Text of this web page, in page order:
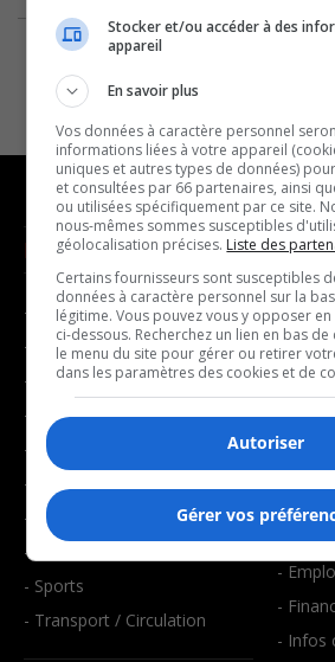
NOUVELLES
- Affaires municipales
- Communauté / Social
- Culture
- Économie
- Éducation
- Environnement
- Faits divers
- Santé et bien-être
- Sports
- Transport / Circulation
-
- Joué
-
- Art de
- Bien-
-
-
- Infos
Stocker et/ou accéder à des
appareil
En savoir plus
Vos données à caractère personnel
informations liées à votre appareil
uniques et autres types de données)
et consultées par 66 partenaires, ainsi
ou utilisées spécifiquement par ce site.
nous-mêmes sommes susceptibles
géolocalisation précises. Liste des
Certains fournisseurs sont susceptibles
données à caractère personnel sur la
légitime. Vous pouvez vous y opposer
ci-dessous. Recherchez un lien en bas
le menu du site pour gérer ou retirer
dans les paramètres des cookies et de
Autoriser
Gérer vos